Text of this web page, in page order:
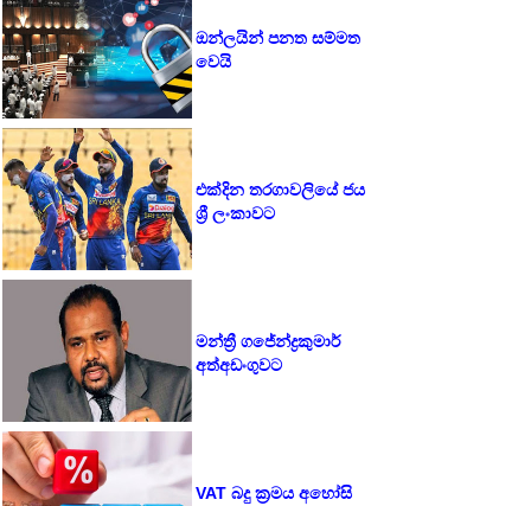
ඔන්ලයින් පනත සම්මත
වෙයි
එක්දින තරගාවලියේ ජය
ශ්‍රී ලංකාවට
මන්ත්‍රී ගජේන්ද්‍රකුමාර්
අත්අඩංගුවට
VAT බදු ක්‍රමය අහෝසි